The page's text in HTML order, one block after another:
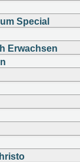
Special
Erwachsen